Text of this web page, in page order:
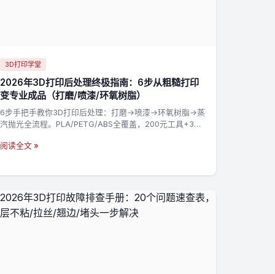
3D打印学堂
2026年3D打印后处理终极指南：6步从粗糙打印
变专业成品（打磨/喷漆/环氧树脂）
6步手把手教你3D打印后处理：打磨→喷漆→环氧树脂→蒸
汽抛光全流程。PLA/PETG/ABS全覆盖，200元工具+3小
阅读全文 »